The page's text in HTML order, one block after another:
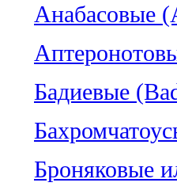
Анабасовые
Бадиевые
Броняковые